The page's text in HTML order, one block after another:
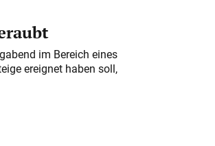
im Bereich eines
ereignet haben soll,